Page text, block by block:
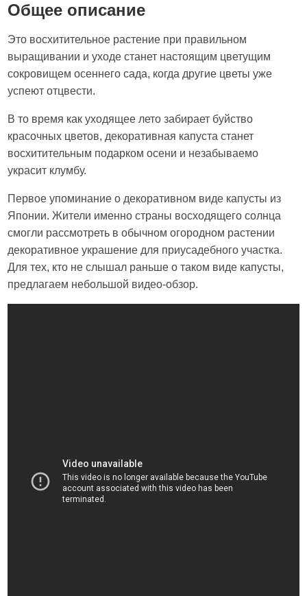
Общее описание
Это восхитительное растение при правильном
выращивании и уходе станет настоящим цветущим
сокровищем осеннего сада, когда другие цветы уже
успеют отцвести.
В то время как уходящее лето забирает буйство
красочных цветов, декоративная капуста станет
восхитительным подарком осени и незабываемо
украсит клумбу.
Первое упоминание о декоративном виде капусты из
Японии. Жители именно страны восходящего солнца
смогли рассмотреть в обычном огородном растении
декоративное украшение для приусадебного участка.
Для тех, кто не слышал раньше о таком виде капусты,
предлагаем небольшой видео-обзор.